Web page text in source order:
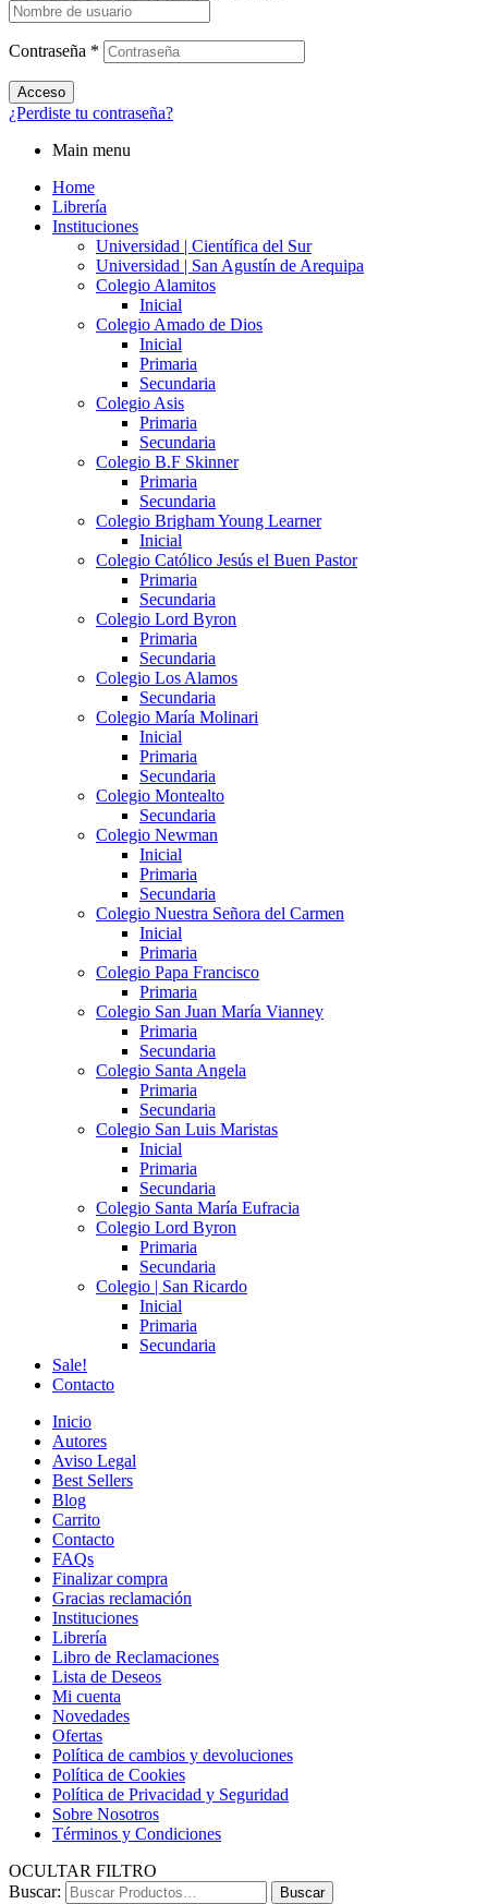
Contraseña *
Acceso
¿Perdiste tu contraseña?
Main menu
Home
Librería
Instituciones
Universidad | Científica del Sur
Universidad | San Agustín de Arequipa
Colegio Alamitos
Inicial
Colegio Amado de Dios
Inicial
Primaria
Secundaria
Colegio Asis
Primaria
Secundaria
Colegio B.F Skinner
Primaria
Secundaria
Colegio Brigham Young Learner
Inicial
Colegio Católico Jesús el Buen Pastor
Primaria
Secundaria
Colegio Lord Byron
Primaria
Secundaria
Colegio Los Alamos
Secundaria
Colegio María Molinari
Inicial
Primaria
Secundaria
Colegio Montealto
Secundaria
Colegio Newman
Inicial
Primaria
Secundaria
Colegio Nuestra Señora del Carmen
Inicial
Primaria
Colegio Papa Francisco
Primaria
Colegio San Juan María Vianney
Primaria
Secundaria
Colegio Santa Angela
Primaria
Secundaria
Colegio San Luis Maristas
Inicial
Primaria
Secundaria
Colegio Santa María Eufracia
Colegio Lord Byron
Primaria
Secundaria
Colegio | San Ricardo
Inicial
Primaria
Secundaria
Sale!
Contacto
Inicio
Autores
Aviso Legal
Best Sellers
Blog
Carrito
Contacto
FAQs
Finalizar compra
Gracias reclamación
Instituciones
Librería
Libro de Reclamaciones
Lista de Deseos
Mi cuenta
Novedades
Ofertas
Política de cambios y devoluciones
Política de Cookies
Política de Privacidad y Seguridad
Sobre Nosotros
Términos y Condiciones
OCULTAR FILTRO
Buscar:
Buscar